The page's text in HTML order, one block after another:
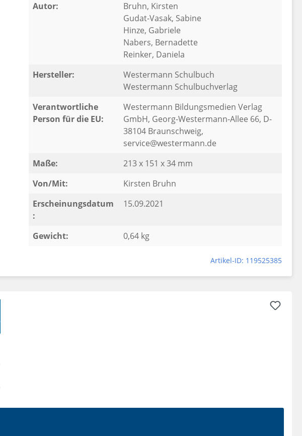
Autor:
Bruhn, Kirsten
Gudat-Vasak, Sabine
Hinze, Gabriele
Nabers, Bernadette
Reinker, Daniela
Hersteller:
Westermann Schulbuch
Westermann Schulbuchverlag
Verantwortliche
Person für die EU:
Westermann Bildungsmedien Verlag
GmbH, Georg-Westermann-Allee 66, D-
38104 Braunschweig,
service@westermann.de
Maße:
213 x 151 x 34 mm
Von/Mit:
Kirsten Bruhn
Erscheinungsdatum
:
15.09.2021
Gewicht: 0,64 kg
Artikel-ID: 119525385